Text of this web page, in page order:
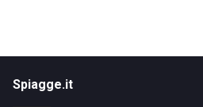
Spiagge.it